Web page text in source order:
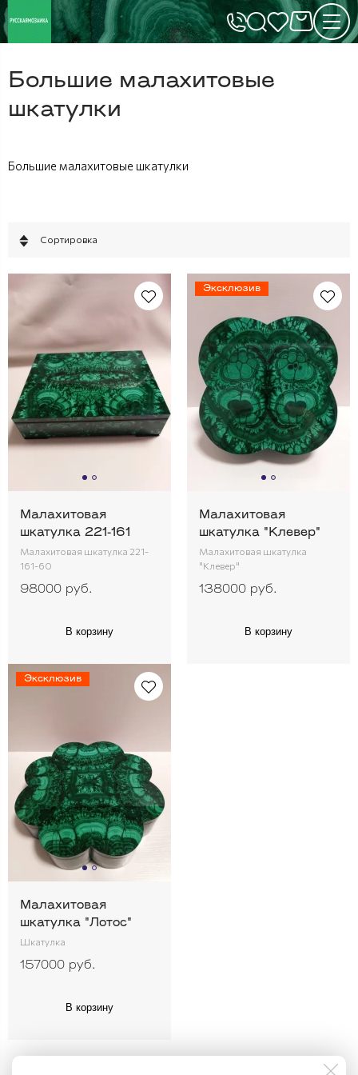
Большие малахитовые
шкатулки
Большие малахитовые шкатулки
Сортировка
Малахитовая
шкатулка 221-161
Малахитовая шкатулка 221-
161-60
98000 руб.
В корзину
Эксклюзив
Малахитовая
шкатулка "Клевер"
Малахитовая шкатулка
"Клевер"
138000 руб.
В корзину
Эксклюзив
Малахитовая
шкатулка "Лотос"
Шкатулка
157000 руб.
В корзину